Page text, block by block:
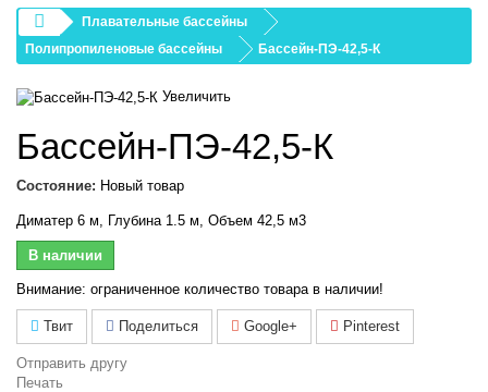
Плавательные бассейны
Полипропиленовые бассейны
Бассейн-ПЭ-42,5-К
Увеличить
Бассейн-ПЭ-42,5-К
Состояние: Новый товар
Диматер 6 м, Глубина 1.5 м, Объем 42,5 м3
В наличии
Внимание: ограниченное количество товара в наличии!
Твит Поделиться Google+ Pinterest
Отправить другу
Печать